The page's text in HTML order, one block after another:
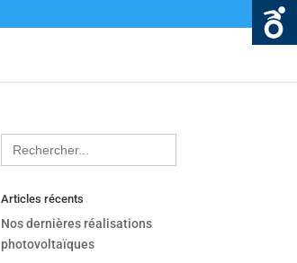
Search
for:
Articles récents
Nos dernières réalisations
photovoltaïques